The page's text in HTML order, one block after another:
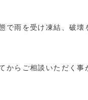
で雨を受け凍結、破壊
からご相談いただく事